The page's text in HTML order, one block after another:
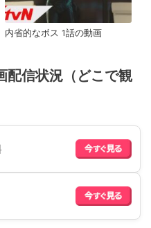
内省的なボス 1話の動画
配信状況（どこで観